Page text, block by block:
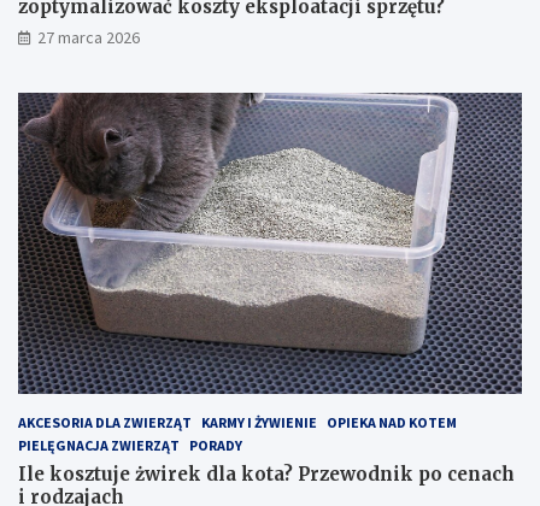
y
c
h
b
i
e
k
t
a
c
h
–
j
a
k
z
o
p
t
y
m
a
?
P
z
e
w
o
d
n
i
k
p
o
c
e
n
a
c
h
i
r
zoptymalizować koszty eksploatacji sprzętu?
27 marca 2026
AKCESORIA DLA ZWIERZĄT KARMY I ŻYWIENIE
OPIEKA NAD KOTEM
PIELĘGNACJA ZWIERZĄT
PORADY
Ile kosztuje żwirek dla kota? Przewodnik po cenach
i rodzajach